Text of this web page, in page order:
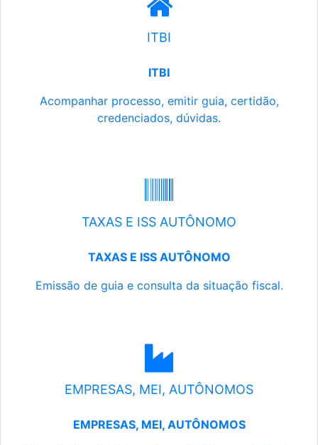
ITBI
ITBI
Acompanhar processo, emitir guia, certidão,
credenciados, dúvidas.
TAXAS E ISS AUTÔNOMO
TAXAS E ISS AUTÔNOMO
Emissão de guia e consulta da situação fiscal.
EMPRESAS, MEI, AUTÔNOMOS
EMPRESAS, MEI, AUTÔNOMOS